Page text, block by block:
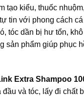
tạo kiểu, thuốc
tin với phong cách
tóc dần bị hư tổn,
sản phẩm giúp phục
Extra Shampoo
và tóc, lấy đi chất